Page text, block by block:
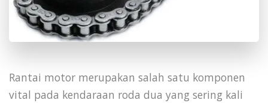
Rantai motor merupakan salah satu komponen
vital pada kendaraan roda dua yang sering kali